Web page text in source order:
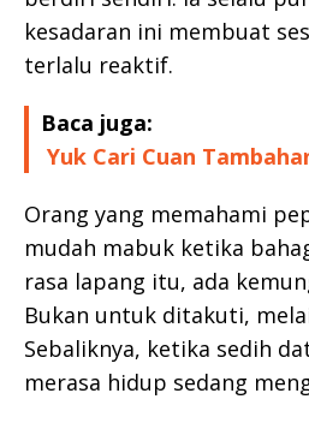
kesadaran ini membuat
terlalu reaktif.
Baca juga:
Yuk Cari Cuan
Orang yang memahami
mudah mabuk ketika
rasa lapang itu, ada
Bukan untuk ditakuti,
Sebaliknya, ketika sedih
merasa hidup sedang